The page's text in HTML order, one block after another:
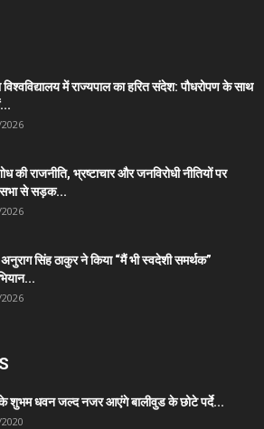
विश्वविद्यालय में राज्यपाल का हरित संदेश: पौधरोपण के साथ
की राजनीति, भ्रष्टाचार और जनविरोधी नीतियों पर
से सड़क...
सिंह ठाकुर ने किया “मैं भी स्वदेशी समर्थक”
शुभम धवन जल्द नजर आएंगे बालीवुड के छोटे पर्दे...